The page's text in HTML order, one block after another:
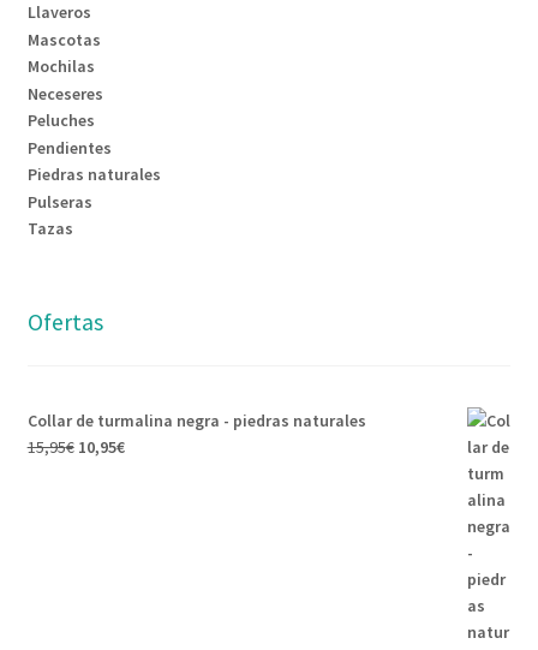
Llaveros
Mascotas
Mochilas
Neceseres
Peluches
Pendientes
Piedras naturales
Pulseras
Tazas
Ofertas
Collar de turmalina negra - piedras naturales
15,95€ 10,95€